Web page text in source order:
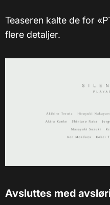
Teaseren kalte de for
flere detaljer.
Avsluttes med